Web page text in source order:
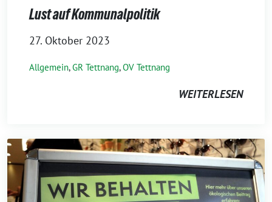
Lust auf Kommunalpolitik
27. Oktober 2023
Allgemein,GR Tettnang,OV Tettnang
WEITERLESEN